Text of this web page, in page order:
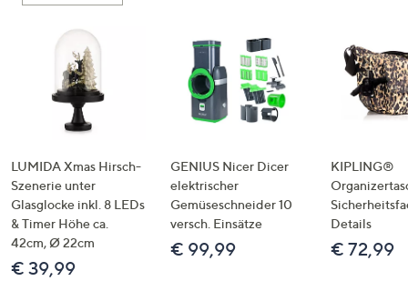
LUMIDA Xmas Hirsch-
Szenerie unter
Glasglocke inkl. 8 LEDs
& Timer Höhe ca.
42cm, Ø 22cm
€ 39,99
GENIUS Nicer Dicer
elektrischer
Gemüseschneider 10
versch. Einsätze
€ 99,99
KIPLING®
Details
€ 72,99